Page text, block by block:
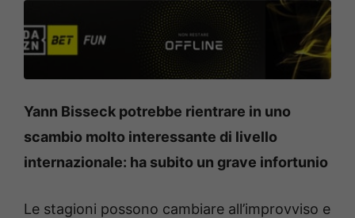
Yann Bisseck potrebbe rientrare in uno
scambio molto interessante di livello
internazionale: ha subito un grave infortunio
Le stagioni possono cambiare all’improvviso e